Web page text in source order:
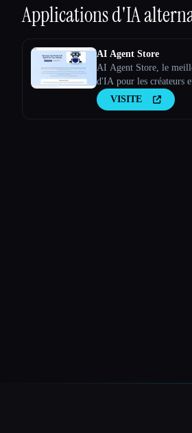
Applications d'IA
AI Agent Store
AI Agent Store, le
d'IA pour les créateurs
VISITE